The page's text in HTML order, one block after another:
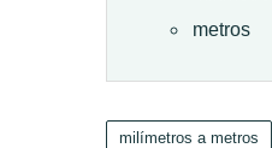
metros
milímetros a metros